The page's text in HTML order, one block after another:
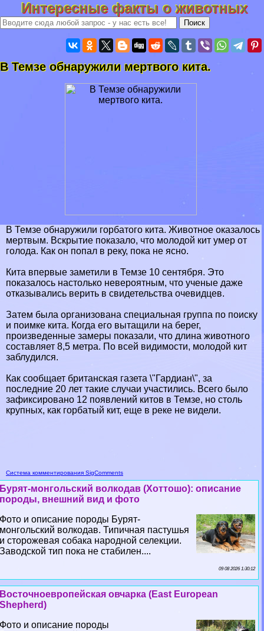
Интересные факты о животных
В Темзе обнаружили мертвого кита.
В Темзе обнаружили горбатого кита. Животное оказалось
мертвым. Вскрытие показало, что молодой кит умер от
голода. Как он попал в реку, пока не ясно.
Кита впервые заметили в Темзе 10 сентября. Это
показалось настолько невероятным, что ученые даже
отказывались верить в свидетельства очевидцев.
Затем была организована специальная группа по поиску
и поимке кита. Когда его вытащили на берег,
произведенные замеры показали, что длина животного
составляет 8,5 метра. По всей видимости, молодой кит
заблyдился.
Как сообщает британская газета \"Гардиан\", за
последние 20 лет такие случаи участились. Всего было
зафиксировано 12 появлений китов в Темзе, но столь
крупных, как горбатый кит, еще в реке не видели.
Система комментирования SigComments
Бурят-монгольский волкодав (Хоттошо): описание
породы, внешний вид и фото
Фото и описание породы Бурят-
монгольский волкодав. Типичная пастушья
и сторожевая собака народной селекции.
Заводской тип пока не стабилен....
09 08 2026 1:30:12
Восточноевропейская овчарка (East European
Shepherd)
Фото и описание породы